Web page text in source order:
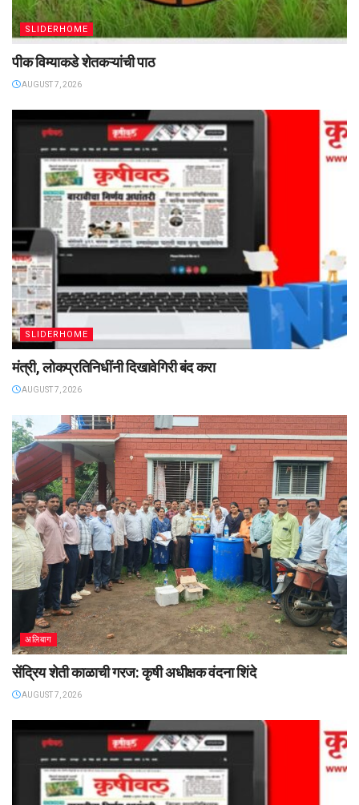
SLIDERHOME
पीक विम्याकडे शेतकऱ्यांची पाठ
AUGUST 7, 2026
SLIDERHOME
मंत्री, लोकप्रतिनिधींनी दिखावेगिरी बंद करा
AUGUST 7, 2026
अलिबाग
सेंद्रिय शेती काळाची गरज: कृषी अधीक्षक वंदना शिंदे
AUGUST 7, 2026